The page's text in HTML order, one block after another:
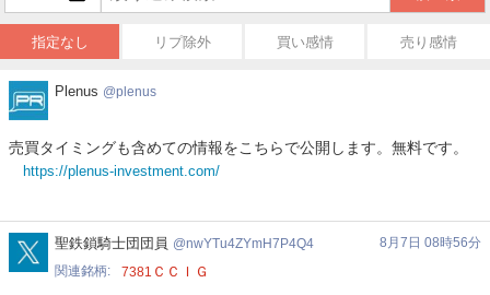
指定なし リプ除外 買い感情 売り感情
Plenus
Plenus plenus
売買タイミングも含めての情報をこちらで公開します。無料です。
https://plenus-investment.com/
nwYTu4ZYmH7P4Q4
聖鉄鎖騎士団団員 nwYTu4ZYmH7P4Q4
8月7日 08時56分
関連銘柄
7381 ＣＣＩＧ